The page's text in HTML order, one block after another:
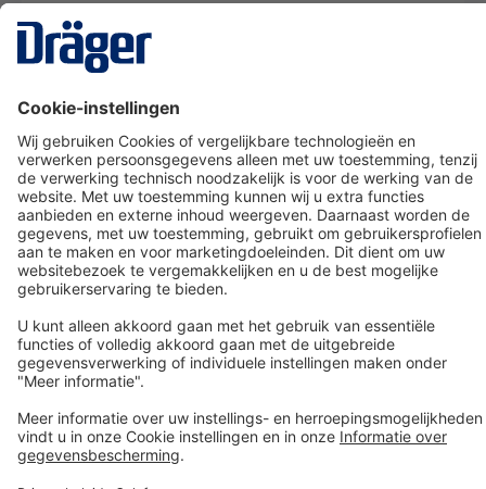
Dräger klantenservice
Over Dräger
Bestellen in onze webshop
Community